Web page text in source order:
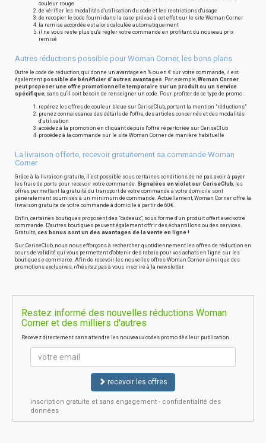
couleur rouge
de vérifier les modalités d'utilisation du code et les restrictions d'usage
de recopier le code fourni dans la case prévue à cet effet sur le site Woman Corner
la remise accordée est alors calculée automatiquement
il ne vous reste plus qu'à régler votre commande en profitant du nouveau prix
remisé
Autres réductions possible pour Woman Corner, les bons plans
Outre le code de réduction, qui donne un avantage en % ou en € sur votre commande, il est
également possible de bénéficier d'autres avantages. Par exemple, Woman Corner
peut proposer une offre promotionnelle temporaire sur un produit ou un service
spécifique, sans qu'il soit besoin de renseigner un code. Pour profiter de ce type de promo :
repérez les offres de couleur bleue sur CeriseClub, portant la mention "réductions"
prenez connaissance des détails de l'offre, des articles concernés et des modalités
d'utilisation
accédez à la promotion en cliquant depuis l'offre répertoriée sur CeriseClub
procédez à la commande sur le site Woman Corner de manière habituelle
La livraison offerte, recevoir gratuitement sa commande Woman
Corner
Grâce à la livraison gratuite, il est possible sous certaines conditions de ne pas avoir à payer
les frais de ports pour recevoir votre commande. Signalées en violet sur CeriseClub, les
offres permettant la gratuité du transport de votre commande à votre domicile sont
généralement soumises à un minimum de commande. Actuellement, Woman Corner offre la
livraison gratuite de votre commande à domicile à partir de 60€.
Enfin, certaines boutiques proposent des "cadeaux", sous forme d'un produit offert avec votre
commande. D'autres boutiques peuvent également offrir des échantillons ou des services.
Gratuits, ces bonus sont un des avantages de la vente en ligne !
Sur CeriseClub, nous nous efforçons à rechercher quotidiennement les offres de réduction en
cours de validité qui vous permettent d'obtenir des rabais pour vos achats en ligne sur les
boutiques e-commerce. Afin de recevoir les nouvelles offres Woman Corner ainsi que des
promotions exclusives, n'hésitez pas à vous inscrire à la newsletter.
Restez informé des nouvelles réductions Woman
Corner et des milliers d'autres
Recevez directement sans attendre les nouveaux codes promo dès leur publication.
recevoir les offres
inscription gratuite et sans engagement - confidentialité des
données